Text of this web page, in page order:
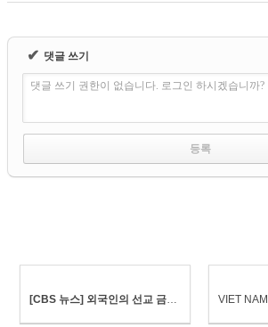
✔ 댓글 쓰기
댓글 쓰기 권한이 없습니다. 로그인 하시겠습니까?
VIET NAM